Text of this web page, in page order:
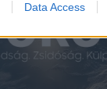
Data Access